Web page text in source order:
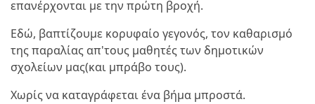
επανέρχονται με την πρώτη βροχή.
Εδώ, βαπτίζουμε κορυφαίο γεγονός, τον καθαρισμό
της παραλίας απ'τους μαθητές των δημοτικών
σχολείων μας(και μπράβο τους).
Χωρίς να καταγράφεται ένα βήμα μπροστά.